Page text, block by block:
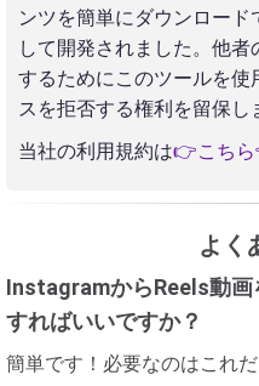
ンツを簡単にダウンロー
して開発されました。他
するためにこのツールを
スを拒否する権利を留保し
当社の利用規約は👉こち
よく
InstagramからReels動画
すればいいですか？
簡単です！必要なのはこれだ